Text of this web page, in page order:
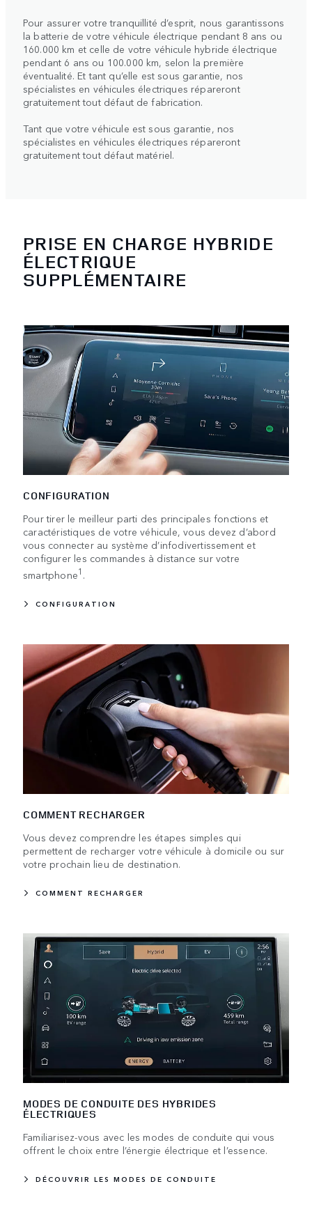
Pour assurer votre tranquillité d’esprit, nous garantissons
la batterie de votre véhicule électrique pendant 8 ans ou
160.000 km et celle de votre véhicule hybride électrique
pendant 6 ans ou 100.000 km, selon la première
éventualité. Et tant qu’elle est sous garantie, nos
spécialistes en véhicules électriques répareront
gratuitement tout défaut de fabrication.
Tant que votre véhicule est sous garantie, nos
spécialistes en véhicules électriques répareront
gratuitement tout défaut matériel.
PRISE EN CHARGE HYBRIDE
ÉLECTRIQUE
SUPPLÉMENTAIRE
CONFIGURATION
Pour tirer le meilleur parti des principales fonctions et
caractéristiques de votre véhicule, vous devez d’abord
vous connecter au système d’infodivertissement et
configurer les commandes à distance sur votre
smartphone1 .
CONFIGURATION
COMMENT RECHARGER
Vous devez comprendre les étapes simples qui
permettent de recharger votre véhicule à domicile ou sur
votre prochain lieu de destination.
COMMENT RECHARGER
MODES DE CONDUITE DES HYBRIDES
ÉLECTRIQUES
Familiarisez-vous avec les modes de conduite qui vous
offrent le choix entre l’énergie électrique et l’essence.
DÉCOUVRIR LES MODES DE CONDUITE